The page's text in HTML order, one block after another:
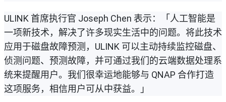
ULINK 首席执行官 Joseph Chen 表示：「人工智能是
一项新技术，解决了许多现实生活中的问题。将此技术
应用于磁盘故障预测，ULINK 可以主动持续监控磁盘、
侦测问题、预测故障，并可通过我们的云端数据处理系
统来提醒用户。我们很幸运地能够与 QNAP 合作打造
这项服务，相信用户可从中获益。」